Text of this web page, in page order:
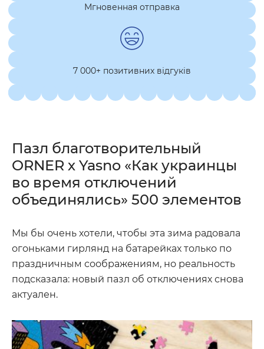
Мгновенная отправка
7 000+ позитивних відгуків
Пазл благотворительный
ORNER х Yasno «Как украинцы
во время отключений
объединялись» 500 элементов
Мы бы очень хотели, чтобы эта зима радовала
огоньками гирлянд на батарейках только по
праздничным соображениям, но реальность
подсказала: новый пазл об отключениях снова
актуален.